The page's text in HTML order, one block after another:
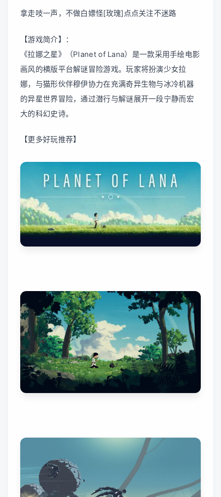
拿走吱一声，不做白嫖怪[玫瑰]点点关注不迷路
【游戏简介】：
‌《拉娜之星》（Planet of Lana）是一款采用手绘电影
画风的横版平台解谜冒险游戏。玩家将扮演少女拉
娜，与猫形伙伴穆伊协力在充满奇异生物与冰冷机器
的异星世界冒险，通过潜行与解谜展开一段宁静而宏
大的科幻史诗。
【更多好玩推荐】